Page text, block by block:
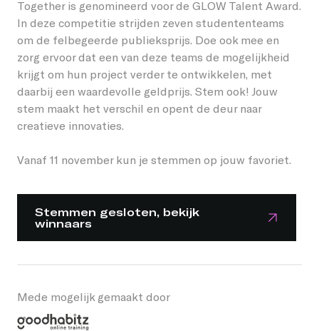
hebben op anderen en de gemeenschap als geheel;
we zorgen samen voor een veilig gevoel voor iedereen.
Together laat zien dat we sterker zijn wanneer we voor
elkaar zorgen en nodigt je graag uit om te verbinden,
vriendschappen te sluiten en een gevoel van
saamhorigheid te creëren. Eerst op GLOW, daarna op
straat!
Together is genomineerd voor de GLOW Talent Award.
In deze competitie strijden zeven studententeams
om de felbegeerde publieksprijs. Doe ook mee en
zorg ervoor dat een van deze teams de mogelijkheid
krijgt om hun project verder te ontwikkelen, met
daarbij een waardevolle geldprijs. Stem ook! Jouw
stem maakt het verschil en opent de deur naar
creatieve innovaties.
Vanaf 11 november kun je stemmen op jouw favoriet.
Stemmen gesloten, bekijk
winnaars
Mede mogelijk gemaakt door